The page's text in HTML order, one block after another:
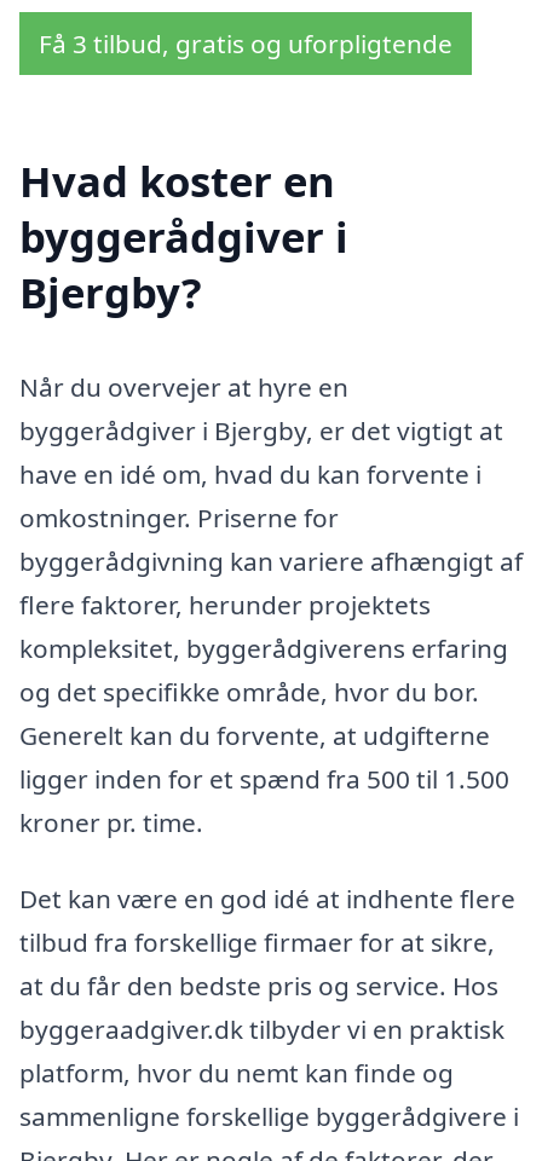
Få 3 tilbud, gratis og uforpligtende
Hvad koster en
byggerådgiver i
Bjergby?
Når du overvejer at hyre en
byggerådgiver i Bjergby, er det vigtigt at
have en idé om, hvad du kan forvente i
omkostninger. Priserne for
byggerådgivning kan variere afhængigt af
flere faktorer, herunder projektets
kompleksitet, byggerådgiverens erfaring
og det specifikke område, hvor du bor.
Generelt kan du forvente, at udgifterne
ligger inden for et spænd fra 500 til 1.500
kroner pr. time.
Det kan være en god idé at indhente flere
tilbud fra forskellige firmaer for at sikre,
at du får den bedste pris og service. Hos
byggeraadgiver.dk tilbyder vi en praktisk
platform, hvor du nemt kan finde og
sammenligne forskellige byggerådgivere i